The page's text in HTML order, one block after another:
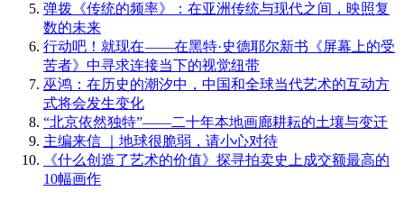
弹拨《传统的频率》：在亚洲传统与现代之间，映照复
数的未来
行动吧！就现在 ——在黑特·史德耶尔新书《屏幕上的受
苦者》中寻求连接当下的视觉纽带
巫鸿：在历史的潮汐中，中国和全球当代艺术的互动方
式将会发生变化
“北京依然独特”——二十年本地画廊耕耘的土壤与变迁
主编来信 ｜地球很脆弱，请小心对待
《什么创造了艺术的价值》探寻拍卖史上成交额最高的
10幅画作